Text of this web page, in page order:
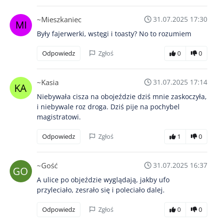
~Mieszkaniec
31.07.2025 17:30
Były fajerwerki, wstęgi i toasty? No to rozumiem
Odpowiedz Zgłoś 0 0
~Kasia
31.07.2025 17:14
Niebywała cisza na obojeździe dziś mnie zaskoczyła,
i niebywale roz droga. Dziś pije na pochybel
magistratowi.
Odpowiedz Zgłoś 1 0
~Gość
31.07.2025 16:37
A ulice po objeździe wyglądają, jakby ufo
przyleciało, zesrało się i poleciało dalej.
Odpowiedz Zgłoś 0 0